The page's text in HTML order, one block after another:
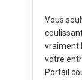
Vous
vraiment
votre
Portail